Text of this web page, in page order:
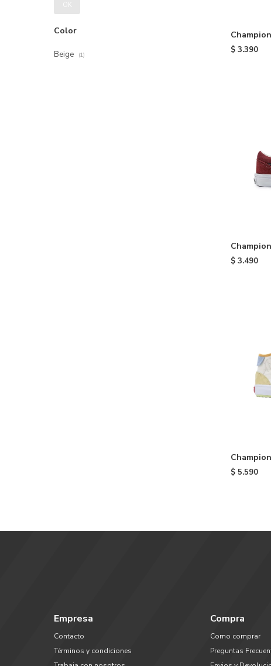
Skool de
$ 3.390
niño -
$ 3.490
Sesame
$ 5.590
OK
Color
Beige (1)
Empresa
Contacto
Términos y condiciones
Compra
Como comprar
Preguntas